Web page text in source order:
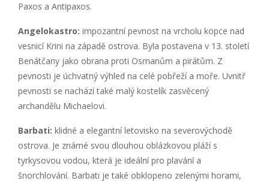
Paxos a Antipaxos.
Angelokastro: impozantní pevnost na vrcholu kopce nad
vesnicí Krini na západě ostrova. Byla postavena v 13. století
Benátčany jako obrana proti Osmanům a pirátům. Z
pevnosti je úchvatný výhled na celé pobřeží a moře. Uvnitř
pevnosti se nachází také malý kostelík zasvěcený
archandělu Michaelovi.
Barbati: klidné a elegantní letovisko na severovýchodě
ostrova. Je známé svou dlouhou oblázkovou pláží s
tyrkysovou vodou, která je ideální pro plavání a
šnorchlování. Barbati je také obklopeno zelenými horami,